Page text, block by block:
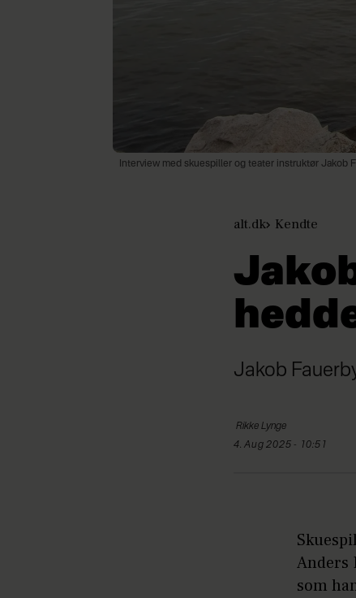
Interview med skuespiller og teater instruktør Jakob
alt.dk Kendte
Jakob
Rikke Lynge
4. Aug 2025 - 10:51
Anders
som